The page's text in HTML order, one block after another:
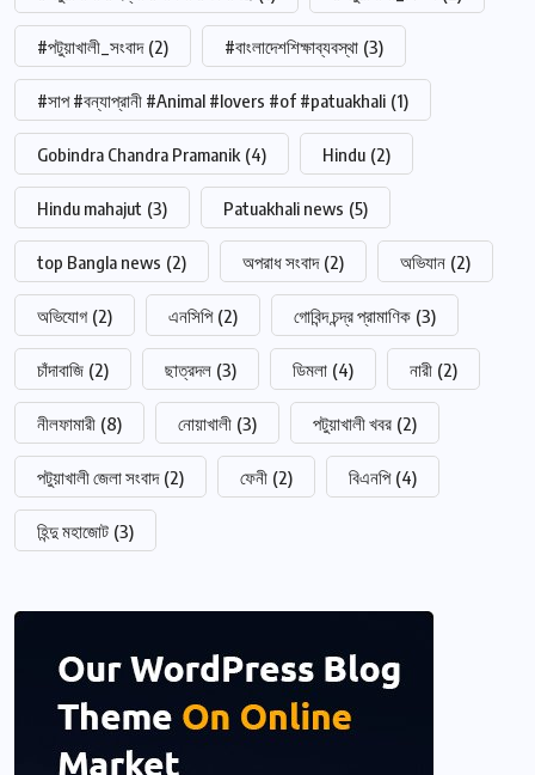
#পটুয়াখালী_সংবাদ (2) #বাংলাদেশশিক্ষাব্যবস্থা (3)
#সাপ #বন্যাপ্রানী #Animal #lovers #of #patuakhali (1)
Gobindra Chandra Pramanik (4) Hindu (2)
Hindu mahajut (3) Patuakhali news (5)
top Bangla news (2) অপরাধ সংবাদ (2) অভিযান (2)
অভিযোগ (2) এনসিপি (2) গোবিন্দ চন্দ্র প্রামাণিক (3)
চাঁদাবাজি (2) ছাত্রদল (3) ডিমলা (4) নারী (2)
নীলফামারী (8) নোয়াখালী (3) পটুয়াখালী খবর (2)
পটুয়াখালী জেলা সংবাদ (2) ফেনী (2) বিএনপি (4)
হিন্দু মহাজোট (3)